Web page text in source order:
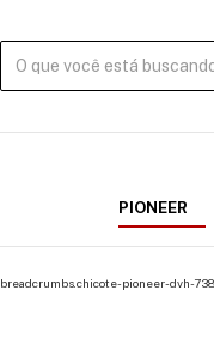
PIONEER
breadcrumbs.chicote-pioneer-dvh-